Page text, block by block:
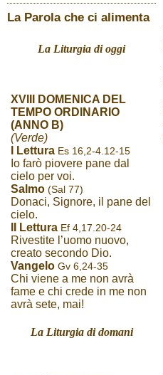
La Parola che ci alimenta
La Liturgia di oggi
XVIII DOMENICA DEL
TEMPO ORDINARIO
(ANNO B)
(Verde)
I Lettura Es 16,2-4.12-15
Io farò piovere pane dal
cielo per voi.
Salmo (Sal 77)
Donaci, Signore, il pane del
cielo.
II Lettura Ef 4,17.20-24
Rivestite l’uomo nuovo,
creato secondo Dio.
Vangelo Gv 6,24-35
Chi viene a me non avrà
fame e chi crede in me non
avrà sete, mai!
La Liturgia di domani